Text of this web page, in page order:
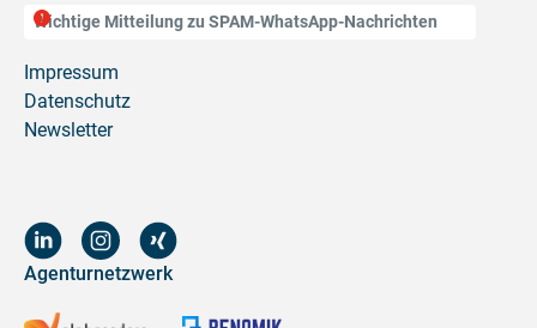
Wichtige Mitteilung zu SPAM-WhatsApp-Nachrichten
Impressum
Datenschutz
Newsletter
Agenturnetzwerk